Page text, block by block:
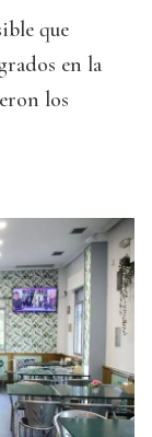
que
en la
los